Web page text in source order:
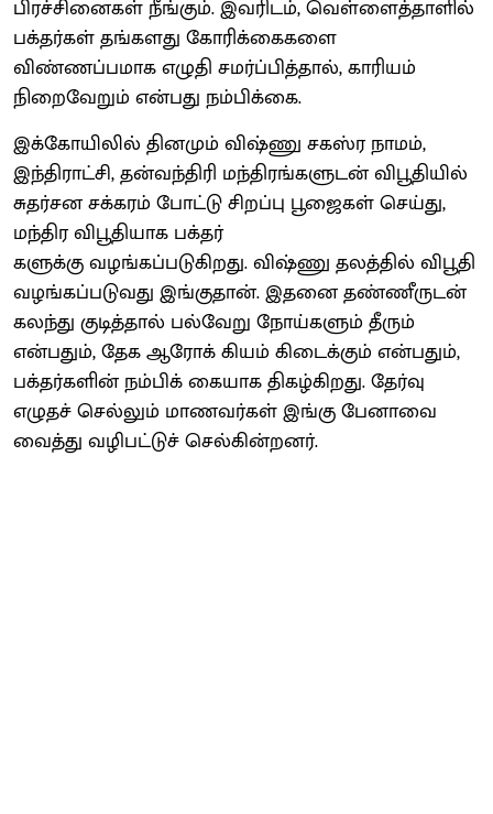
பிரச்சினைகள் நீங்கும். இவரிடம், வெள்ளைத்தாளில்
பக்தர்கள் தங்களது கோரிக்கைகளை
விண்ணப்பமாக எழுதி சமர்ப்பித்தால், காரியம்
நிறைவேறும் என்பது நம்பிக்கை.
இக்கோயிலில் தினமும் விஷ்ணு சகஸ்ர நாமம்,
இந்திராட்சி, தன்வந்திரி மந்திரங்களுடன் விபூதியில்
சுதர்சன சக்கரம் போட்டு சிறப்பு பூஜைகள் செய்து,
மந்திர விபூதியாக பக்தர்
களுக்கு வழங்கப்படுகிறது. விஷ்ணு தலத்தில் விபூதி
வழங்கப்படுவது இங்குதான். இதனை தண்ணீருடன்
கலந்து குடித்தால் பல்வேறு நோய்களும் தீரும்
என்பதும், தேக ஆரோக் கியம் கிடைக்கும் என்பதும்,
பக்தர்களின் நம்பிக் கையாக திகழ்கிறது. தேர்வு
எழுதச் செல்லும் மாணவர்கள் இங்கு பேனாவை
வைத்து வழிபட்டுச் செல்கின்றனர்.